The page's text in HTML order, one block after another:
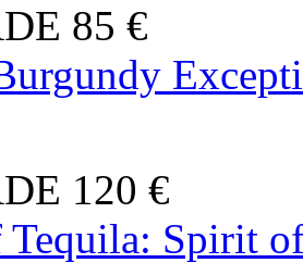
85 €
120 €
Tequila: Spirit